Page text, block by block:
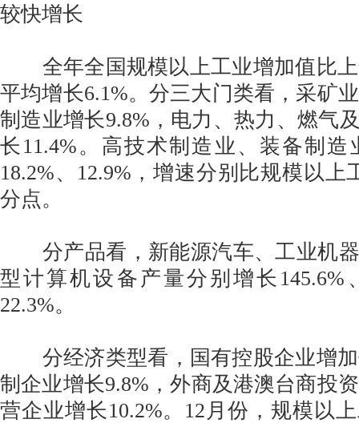
较快增长
全年全国规模以上工业增加值比上
平均增长6.1%。分三大门类看，采矿
制造业增长9.8%，电力、热力、燃气
长11.4%。高技术制造业、装备制
18.2%、12.9%，增速分别比规模以上
分点。
分产品看，新能源汽车、工业机器
型计算机设备产量分别增长145.6%
22.3%。
分经济类型看，国有控股企业增加
制企业增长9.8%，外商及港澳台商投
营企业增长10.2%。12月份，规模以